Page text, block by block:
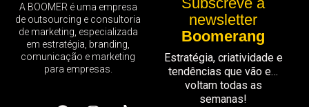
A BOOMER é uma empresa
de outsourcing e consultoria
de marketing, especializada
em estratégia, branding,
comunicação e marketing
para empresas.
newsletter
Boomerang
Estratégia, criatividade e
tendências que vão e…
voltam todas as
semanas!